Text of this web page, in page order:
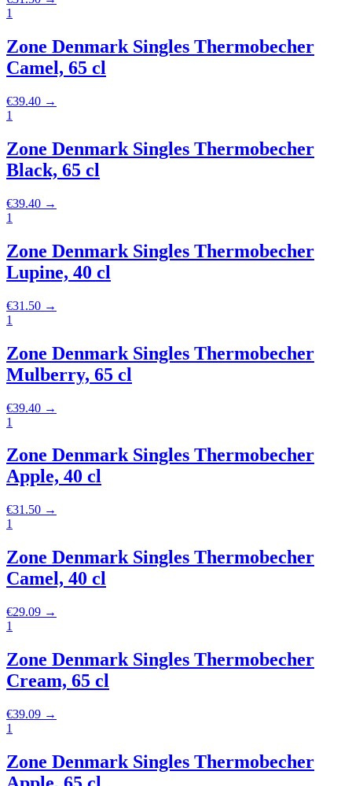
1
Zone Denmark Singles Thermobecher
Camel, 65 cl
€39.40 →
1
Zone Denmark Singles Thermobecher
Black, 65 cl
€39.40 →
1
Zone Denmark Singles Thermobecher
Lupine, 40 cl
€31.50 →
1
Zone Denmark Singles Thermobecher
Mulberry, 65 cl
€39.40 →
1
Zone Denmark Singles Thermobecher
Apple, 40 cl
€31.50 →
1
Zone Denmark Singles Thermobecher
Camel, 40 cl
€29.09 →
1
Zone Denmark Singles Thermobecher
Cream, 65 cl
€39.09 →
1
Zone Denmark Singles Thermobecher